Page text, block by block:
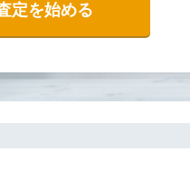
定を始める